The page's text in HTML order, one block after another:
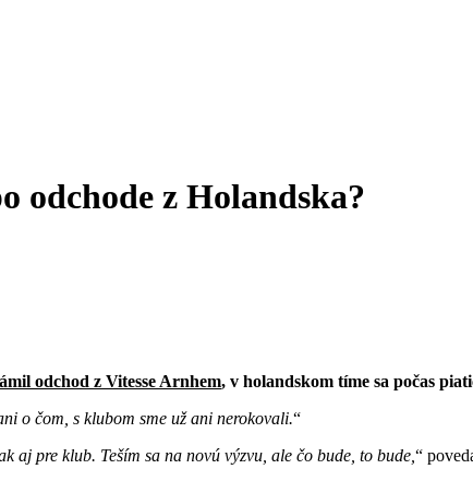
odchode z Holandska?
odchod z Vitesse Arnhem, v holandskom tíme sa počas
o čom, s klubom sme už ani nerokovali.
pre klub. Teším sa na novú výzvu, ale čo bude, to bude,